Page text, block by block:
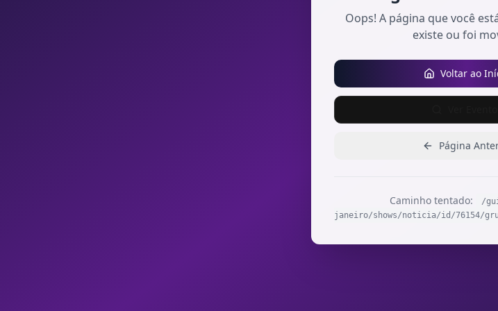
Oops! A página que você
existe ou foi
Voltar ao
Página
Caminho tentado:
/
janeiro/shows/noticia/id/76154/